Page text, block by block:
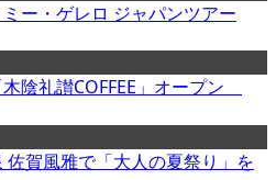
ー・ゲレロ ジャパンツアー
陰礼讃COFFEE」オープン
佐賀風雅で「大人の夏祭り」を